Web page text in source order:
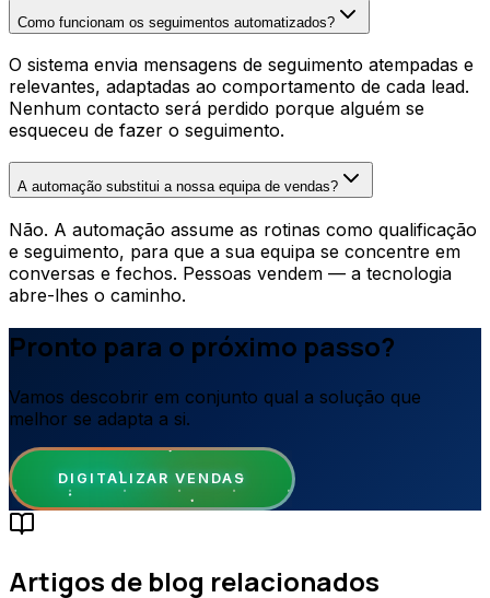
Como funcionam os seguimentos automatizados?
O sistema envia mensagens de seguimento atempadas e
relevantes, adaptadas ao comportamento de cada lead.
Nenhum contacto será perdido porque alguém se
esqueceu de fazer o seguimento.
A automação substitui a nossa equipa de vendas?
Não. A automação assume as rotinas como qualificação
e seguimento, para que a sua equipa se concentre em
conversas e fechos. Pessoas vendem — a tecnologia
abre-lhes o caminho.
Pronto para o próximo passo?
Vamos descobrir em conjunto qual a solução que
melhor se adapta a si.
DIGITALIZAR VENDAS
Artigos de blog relacionados